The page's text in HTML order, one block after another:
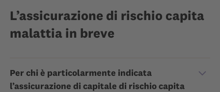
L’assicurazione di rischio capita
malattia in breve
Per chi è particolarmente indicata
l’assicurazione di capitale di rischio capita